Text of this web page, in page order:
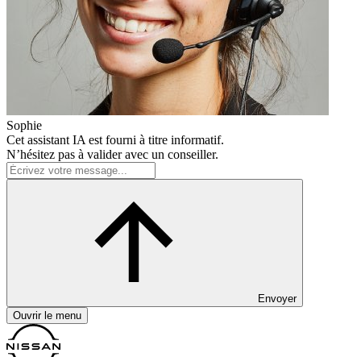
Sophie
Cet assistant IA est fourni à titre informatif.
N’hésitez pas à valider avec un conseiller.
Envoyer
Ouvrir le menu